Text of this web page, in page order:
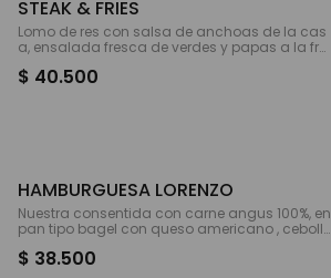
STEAK & FRIES
Lomo de res con salsa de anchoas de la cas
a, ensalada fresca de verdes y papas a la fra
$ 40.500
HAMBURGUESA LORENZO
Nuestra consentida con carne angus 100%, en
pan tipo bagel con queso americano , ceboll
a. Acompañada de papas a la francesa
$ 38.500